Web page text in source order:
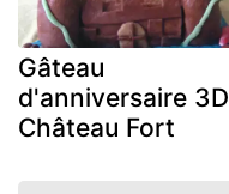
Gâteau
d'anniversaire 3D
Château Fort